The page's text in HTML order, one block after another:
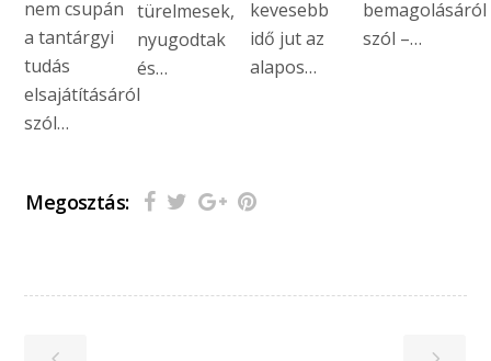
nem csupán
a tantárgyi
tudás
elsajátításáról
szól…
türelmesek,
nyugodtak
és…
kevesebb
idő jut az
alapos…
bemagolásáról
szól –…
Megosztás: